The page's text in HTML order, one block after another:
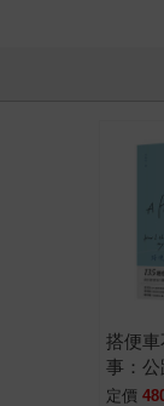
搭便
事：公
公里的
定價